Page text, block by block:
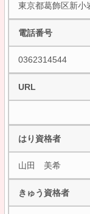
東京都葛飾区新
電話番号
0362314544
URL
はり資格者
山田 美希
きゅう資格者